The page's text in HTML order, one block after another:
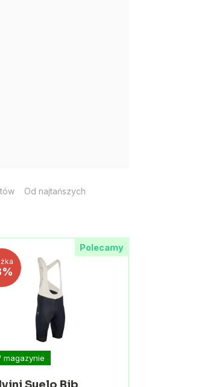
Od najtańszych
Polecamy
magazynie